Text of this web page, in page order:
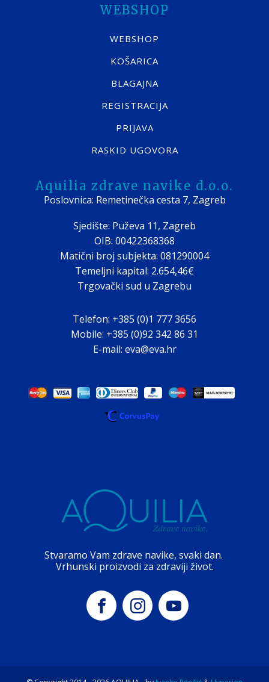
WEBSHOP
WEBSHOP
KOŠARICA
BLAGAJNA
REGISTRACIJA
PRIJAVA
RASKID UGOVORA
Aquilia zdrave navike d.o.o.
Poslovnica: Remetinečka cesta 7, Zagreb
Sjedište: Puževa 11, Zagreb
OIB: 00422368368
Matični broj subjekta: 081290004
Temeljni kapital: 2.654,46€
Trgovački sud u Zagrebu
Telefon: +385 (0)1 777 3656
Mobile: +385 (0)92 342 86 31
E-mail: eva@eva.hr
Stvaramo Vam zdrave navike, svaki dan.
Vrhunski proizvodi za zdraviji život.